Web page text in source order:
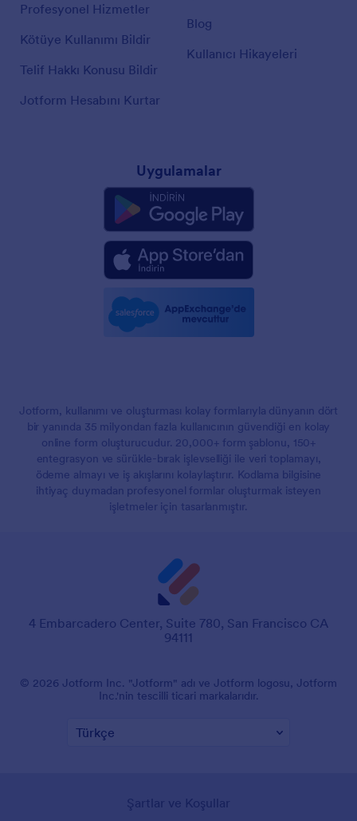
Profesyonel Hizmetler
Kötüye Kullanımı Bildir
Telif Hakkı Konusu Bildir
Jotform Hesabını Kurtar
Blog
Kullanıcı Hikayeleri
Uygulamalar
Jotform, kullanımı ve oluşturması kolay formlarıyla dünyanın dört
bir yanında 35 milyondan fazla kullanıcının güvendiği en kolay
online form oluşturucudur. 20,000+ form şablonu, 150+
entegrasyon ve sürükle-bırak işlevselliği ile veri toplamayı,
ödeme almayı ve iş akışlarını kolaylaştırır. Kodlama bilgisine
ihtiyaç duymadan profesyonel formlar oluşturmak isteyen
işletmeler için tasarlanmıştır.
4 Embarcadero Center, Suite 780, San Francisco CA
94111
© 2026 Jotform Inc. "Jotform" adı ve Jotform logosu, Jotform
Inc.'nin tescilli ticari markalarıdır.
Şartlar ve Koşullar